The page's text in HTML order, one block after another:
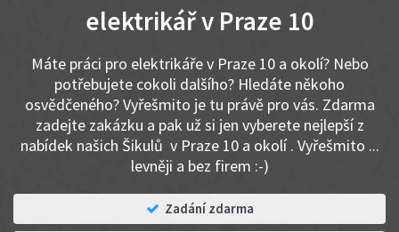
elektrikář v Praze 10
Máte práci pro elektrikáře v Praze 10 a okolí? Nebo
potřebujete cokoli dalšího? Hledáte někoho
osvědčeného? Vyřešmito je tu právě pro vás. Zdarma
zadejte zakázku a pak už si jen vyberete nejlepší z
nabídek našich Šikulů v Praze 10 a okolí . Vyřešmito ...
levněji a bez firem :-)
Zadání zdarma